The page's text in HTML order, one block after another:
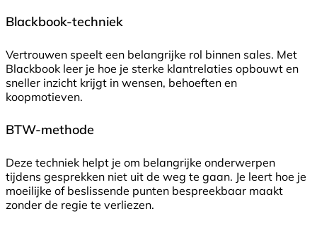
Blackbook-techniek
Vertrouwen speelt een belangrijke rol binnen sales. Met
Blackbook leer je hoe je sterke klantrelaties opbouwt en
sneller inzicht krijgt in wensen, behoeften en
koopmotieven.
BTW-methode
Deze techniek helpt je om belangrijke onderwerpen
tijdens gesprekken niet uit de weg te gaan. Je leert hoe je
moeilijke of beslissende punten bespreekbaar maakt
zonder de regie te verliezen.